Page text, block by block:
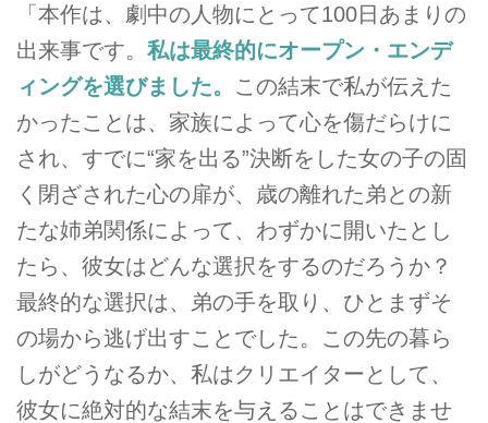
「本作は、劇中の人物にとって100日あまりの
出来事です。 私は最終的にオープン・エンデ
ィングを選びました。 この結末で私が伝えた
かったことは、家族によって心を傷だらけに
され、すでに“家を出る”決断をした女の子の固
く閉ざされた心の扉が、歳の離れた弟との新
たな姉弟関係によって、わずかに開いたとし
たら、彼女はどんな選択をするのだろうか？
最終的な選択は、弟の手を取り、ひとまずそ
の場から逃げ出すことでした。この先の暮ら
しがどうなるか、私はクリエイターとして、
彼女に絶対的な結末を与えることはできませ